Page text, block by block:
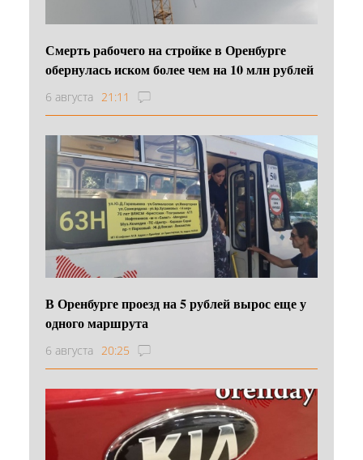
Смерть рабочего на стройке в Оренбурге
обернулась иском более чем на 10 млн рублей
6 августа 21:11
В Оренбурге проезд на 5 рублей вырос еще у
одного маршрута
6 августа 20:25